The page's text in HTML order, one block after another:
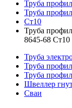
Труба
Труба
Ст10
Труба
8645-68 Ст10
Труба
Труба
Труба
Швеллер
Сваи